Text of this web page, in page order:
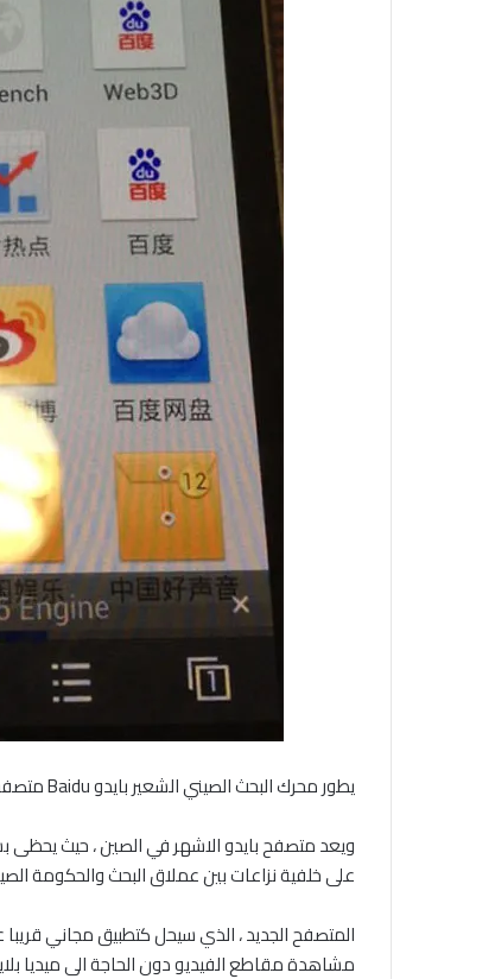
يطور محرك البحث الصيني الشعير بايدو Baidu متصفح خاص لهواتف وتابلت الاندرويد بمزايا خاصة وفريدة .
ويعد متصفح بايدو الاشهر في الصين ، حيث
على خلفية نزاعات بين عملاق البحث والحكومة
المتصفح الجديد ، الذي سيحل كتطبيق مجاني